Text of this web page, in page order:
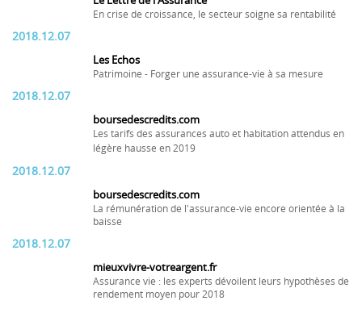
En crise de croissance, le secteur soigne sa rentabilité
2018.12.07
Les Echos
Patrimoine - Forger une assurance-vie à sa mesure
2018.12.07
boursedescredits.com
Les tarifs des assurances auto et habitation attendus en
légère hausse en 2019
2018.12.07
boursedescredits.com
La rémunération de l'assurance-vie encore orientée à la
baisse
2018.12.07
mieuxvivre-votreargent.fr
Assurance vie : les experts dévoilent leurs hypothèses de
rendement moyen pour 2018